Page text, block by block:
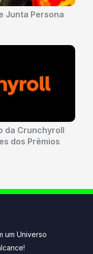
Junta Persona
da Crunchyroll
dos Prêmios
um Universo